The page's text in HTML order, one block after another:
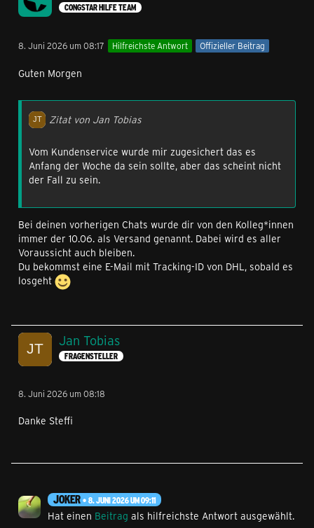
CONGSTAR HILFE TEAM
8. Juni 2026 um 08:17 Hilfreichste Antwort Offizieller Beitrag
Guten Morgen
Zitat von Jan Tobias
Vom Kundenservice wurde mir zugesichert das es
Anfang der Woche da sein sollte, aber das scheint nicht
der Fall zu sein.
Bei deinen vorherigen Chats wurde dir von den Kolleg*innen
immer der 10.06. als Versand genannt. Dabei wird es aller
Voraussicht auch bleiben.
Du bekommst eine E-Mail mit Tracking-ID von DHL, sobald es
losgeht
Jan Tobias
FRAGENSTELLER
8. Juni 2026 um 08:18
Danke Steffi
JOKER 8. JUNI 2026 UM 09:11
Hat einen Beitrag als hilfreichste Antwort ausgewählt.